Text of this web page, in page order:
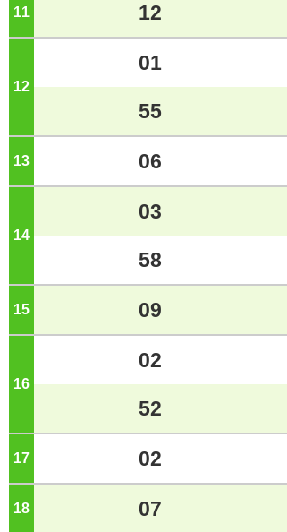
11 12
12 ジ
01
55
13 06
14 ジ
03
58
15 09
16 ジ
02
52
17 02
18 07